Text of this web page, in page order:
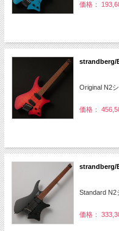
価格：
strandberg/
Original N2
価格：
strandberg/
Standard N2
価格：